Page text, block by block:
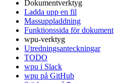
Dokumentverktyg
Ladda upp en fil
Massuppladdning
Funktionssida för dokument
wpu-verktyg
Utredningsanteckningar
TODO
wpu i Slack
wpu på GitHub